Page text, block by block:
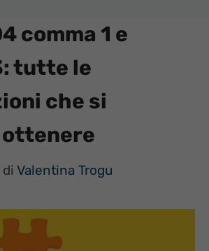
comma 1 e
tutte le
che si
ottenere
di Valentina Trogu